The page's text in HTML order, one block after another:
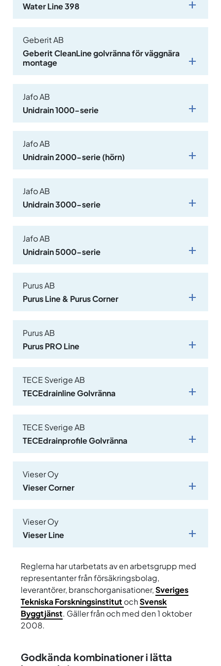
Water Line 398
Geberit AB
Geberit CleanLine golvränna för väggnära
montage
Jafo AB
Unidrain 1000-serie
Jafo AB
Unidrain 2000-serie (hörn)
Jafo AB
Unidrain 3000-serie
Jafo AB
Unidrain 5000-serie
Purus AB
Purus Line & Purus Corner
Purus AB
Purus PRO Line
TECE Sverige AB
TECEdrainline Golvränna
TECE Sverige AB
TECEdrainprofile Golvränna
Vieser Oy
Vieser Corner
Vieser Oy
Vieser Line
Reglerna har utarbetats av en arbetsgrupp med
representanter från försäkringsbolag,
leverantörer, branschorganisationer,Sveriges
Tekniska Forskningsinstitut ochSvensk
Byggtjänst. Gäller från och med den 1 oktober
2008.
Godkända kombinationer i lätta